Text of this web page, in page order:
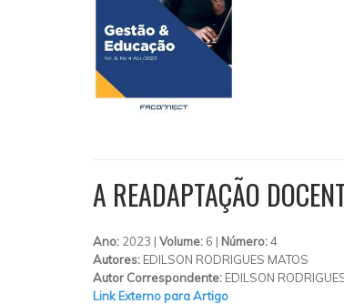
A READAPTAÇÃO
Ano: 2023 | Volume: 6 | Número:4
Autores: EDILSON RODRIGUES MATOS
Autor Correspondente: EDILSON
Link Externo para Artigo